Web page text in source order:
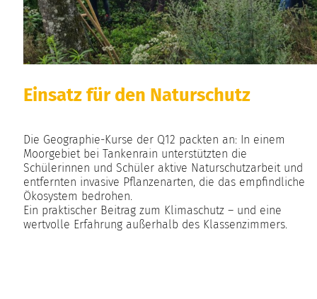
Einsatz für den Naturschutz
Die Geographie-Kurse der Q12 packten an: In einem
Moorgebiet bei Tankenrain unterstützten die
Schülerinnen und Schüler aktive Naturschutzarbeit und
entfernten invasive Pflanzenarten, die das empfindliche
Ökosystem bedrohen.
Ein praktischer Beitrag zum Klimaschutz – und eine
wertvolle Erfahrung außerhalb des Klassenzimmers.